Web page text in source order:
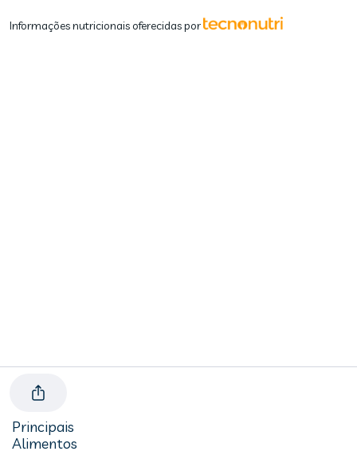
Informações nutricionais oferecidas por
Principais
Alimentos